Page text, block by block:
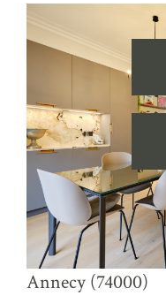
Annecy (74000)